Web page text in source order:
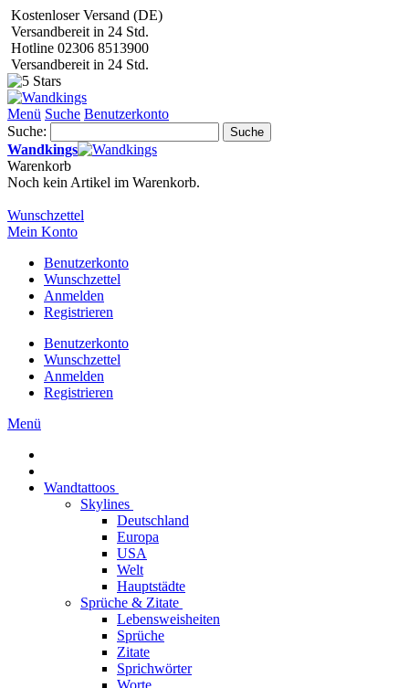
Kostenloser Versand (DE)
Versandbereit in 24 Std.
Hotline 02306 8513900
Versandbereit in 24 Std.
Menü Suche Benutzerkonto
Suche:
Suche
Wandkings
Warenkorb
Noch kein Artikel im Warenkorb.
Wunschzettel
Mein Konto
Benutzerkonto
Wunschzettel
Anmelden
Registrieren
Benutzerkonto
Wunschzettel
Anmelden
Registrieren
Menü
Wandtattoos
Skylines
Deutschland
Europa
USA
Welt
Hauptstädte
Sprüche & Zitate
Lebensweisheiten
Sprüche
Zitate
Sprichwörter
Worte